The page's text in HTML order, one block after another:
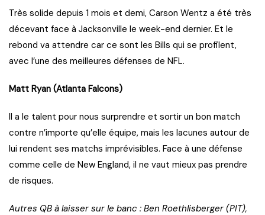
Très solide depuis 1 mois et demi, Carson Wentz a été très
décevant face à Jacksonville le week-end dernier. Et le
rebond va attendre car ce sont les Bills qui se profilent,
avec l’une des meilleures défenses de NFL.
Matt Ryan (Atlanta Falcons)
Il a le talent pour nous surprendre et sortir un bon match
contre n’importe qu’elle équipe, mais les lacunes autour de
lui rendent ses matchs imprévisibles. Face à une défense
comme celle de New England, il ne vaut mieux pas prendre
de risques.
Autres QB à laisser sur le banc : Ben Roethlisberger (PIT),